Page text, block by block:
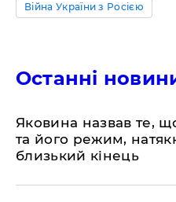
Війна України з Росією
Останні
Яковина назвав те,
та його режим,
близький кінець